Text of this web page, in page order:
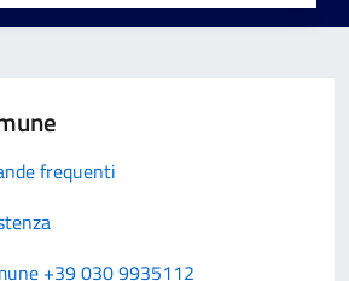
frequenti
+39 030 9935112